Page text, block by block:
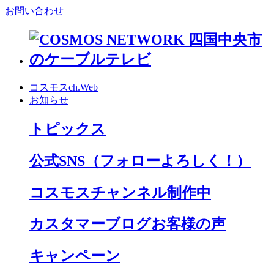
お問い合わせ
コスモスch.Web
お知らせ
トピックス
公式SNS （フォローよろしく！）
コスモスチャンネル制作中
カスタマーブログお客様の声
キャンペーン